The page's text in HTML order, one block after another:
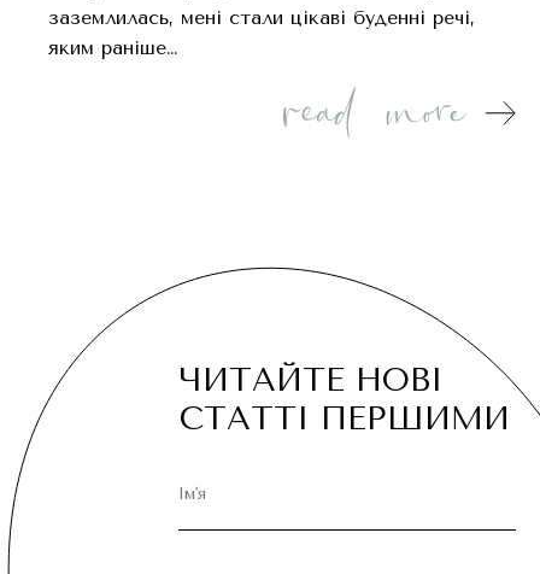
заземлилась, мені стали цікаві буденні речі,
яким раніше…
ЧИТАЙТЕ НОВІ
СТАТТІ ПЕРШИМИ